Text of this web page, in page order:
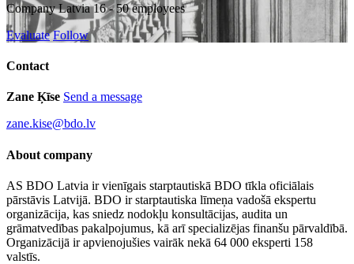
Company Latvia 16 - 50 employees
Evaluate Follow
Contact
Zane Ķīse Send a message
zane.kise@bdo.lv
About company
AS BDO Latvia ir vienīgais starptautiskā BDO tīkla oficiālais
pārstāvis Latvijā. BDO ir starptautiska līmeņa vadošā ekspertu
organizācija, kas sniedz nodokļu konsultācijas, audita un
grāmatvedības pakalpojumus, kā arī specializējas finanšu pārvaldībā.
Organizācijā ir apvienojušies vairāk nekā 64 000 eksperti 158
valstīs.